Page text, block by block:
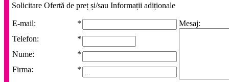
Solicitare Ofertă de preț și/sau Informații adiționale
E-mail: *
Mesaj:
Telefon:
*
Nume:
*
Firma:
*